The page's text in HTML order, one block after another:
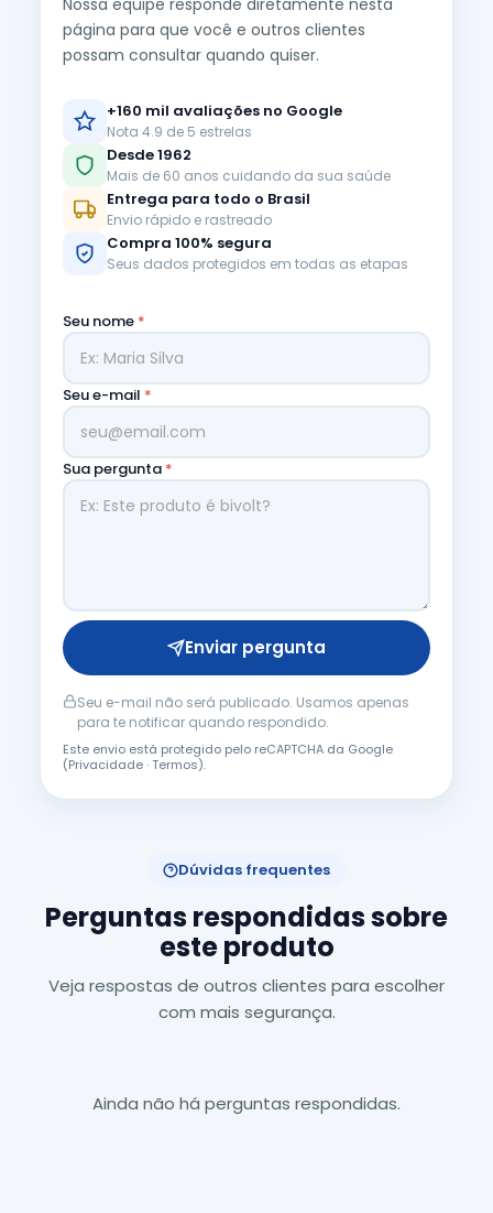
Nossa equipe responde diretamente nesta
página para que você e outros clientes
possam consultar quando quiser.
+160 mil avaliações no Google
Nota 4.9 de 5 estrelas
Desde 1962
Mais de 60 anos cuidando da sua saúde
Entrega para todo o Brasil
Envio rápido e rastreado
Compra 100% segura
Seus dados protegidos em todas as etapas
Seu nome *
Seu e-mail *
Sua pergunta *
Enviar pergunta
Seu e-mail não será publicado. Usamos apenas
para te notificar quando respondido.
Este envio está protegido pelo reCAPTCHA da Google
(Privacidade·Termos).
Dúvidas frequentes
Perguntas respondidas sobre
este produto
Veja respostas de outros clientes para escolher
com mais segurança.
Ainda não há perguntas respondidas.